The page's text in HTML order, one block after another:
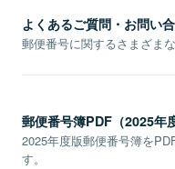
よくあるご質問・お問い
郵便番号に関するさまざま
郵便番号簿PDF（2025年
2025年度版郵便番号簿を
す。